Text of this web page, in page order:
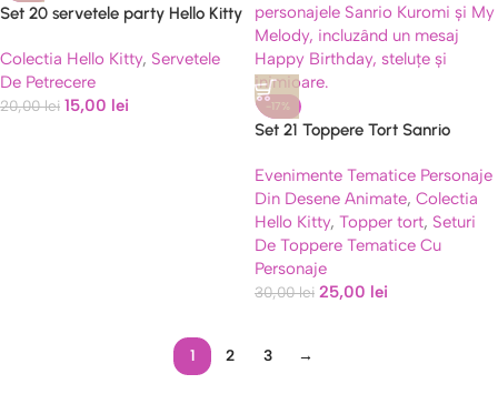
Set 20 servetele party Hello Kitty
Colectia Hello Kitty, Servetele
De Petrecere
20,00lei 15,00 lei -17%
Set 21 Toppere Tort Sanrio
Evenimente Tematice Personaje
Din Desene Animate, Colectia
Hello Kitty, Topper tort, Seturi
De Toppere Tematice Cu
Personaje
30,00lei 25,00 lei
1 2 3 →